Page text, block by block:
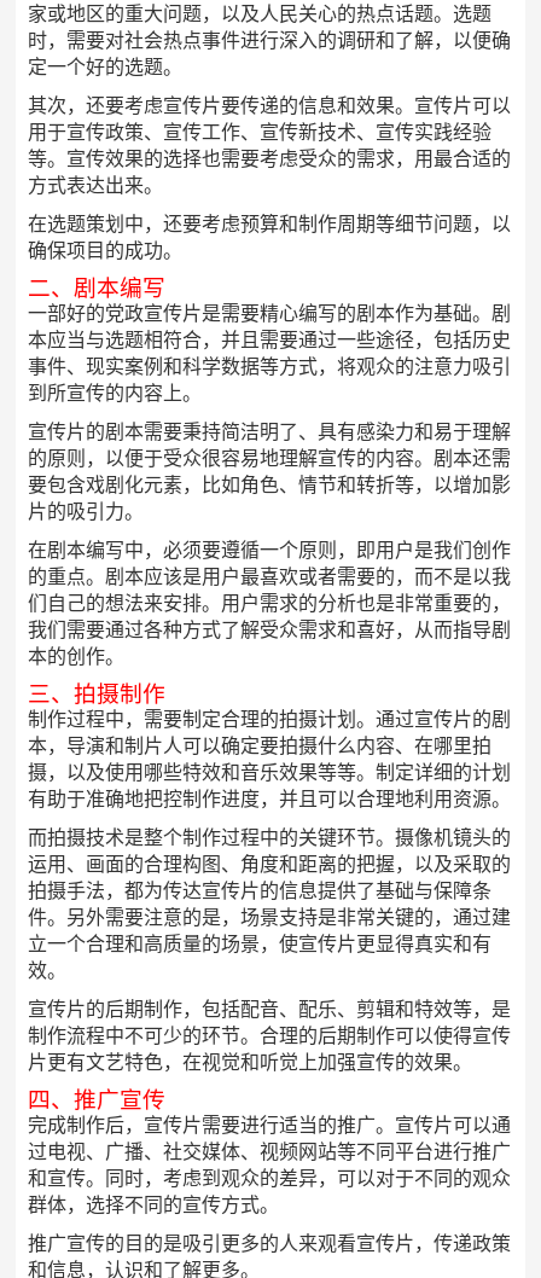
家或地区的重大问题，以及人民关心的热点话题。选题
时，需要对社会热点事件进行深入的调研和了解，以便确
定一个好的选题。
其次，还要考虑宣传片要传递的信息和效果。宣传片可以
用于宣传政策、宣传工作、宣传新技术、宣传实践经验
等。宣传效果的选择也需要考虑受众的需求，用最合适的
方式表达出来。
在选题策划中，还要考虑预算和制作周期等细节问题，以
确保项目的成功。
二、剧本编写
一部好的党政宣传片是需要精心编写的剧本作为基础。剧
本应当与选题相符合，并且需要通过一些途径，包括历史
事件、现实案例和科学数据等方式，将观众的注意力吸引
到所宣传的内容上。
宣传片的剧本需要秉持简洁明了、具有感染力和易于理解
的原则，以便于受众很容易地理解宣传的内容。剧本还需
要包含戏剧化元素，比如角色、情节和转折等，以增加影
片的吸引力。
在剧本编写中，必须要遵循一个原则，即用户是我们创作
的重点。剧本应该是用户最喜欢或者需要的，而不是以我
们自己的想法来安排。用户需求的分析也是非常重要的，
我们需要通过各种方式了解受众需求和喜好，从而指导剧
本的创作。
三、拍摄制作
制作过程中，需要制定合理的拍摄计划。通过宣传片的剧
本，导演和制片人可以确定要拍摄什么内容、在哪里拍
摄，以及使用哪些特效和音乐效果等等。制定详细的计划
有助于准确地把控制作进度，并且可以合理地利用资源。
而拍摄技术是整个制作过程中的关键环节。摄像机镜头的
运用、画面的合理构图、角度和距离的把握，以及采取的
拍摄手法，都为传达宣传片的信息提供了基础与保障条
件。另外需要注意的是，场景支持是非常关键的，通过建
立一个合理和高质量的场景，使宣传片更显得真实和有
效。
宣传片的后期制作，包括配音、配乐、剪辑和特效等，是
制作流程中不可少的环节。合理的后期制作可以使得宣传
片更有文艺特色，在视觉和听觉上加强宣传的效果。
四、推广宣传
完成制作后，宣传片需要进行适当的推广。宣传片可以通
过电视、广播、社交媒体、视频网站等不同平台进行推广
和宣传。同时，考虑到观众的差异，可以对于不同的观众
群体，选择不同的宣传方式。
推广宣传的目的是吸引更多的人来观看宣传片，传递政策
和信息，认识和了解更多。